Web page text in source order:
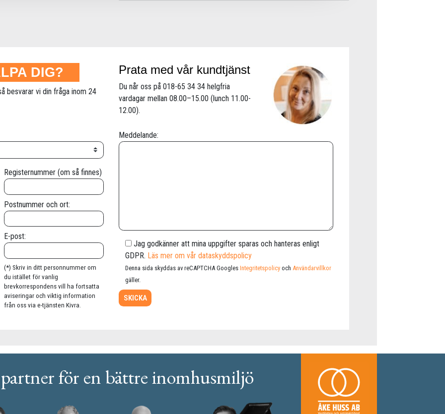
DIG?
besvarar vi din fråga inom 24
Prata med vår kundtjänst
Du når oss på 018-65 34 34 helgfria
vardagar mellan 08.00–15.00 (lunch 11.00-
12.00).
Registernummer (om så finnes)
Postnummer och ort:
E-post:
(*) Skriv in ditt personnummer om
du istället för vanlig
brevkorrespondens vill ha fortsatta
aviseringar och viktig information
från oss via e-tjänsten Kivra.
Meddelande:
Jag godkänner att mina uppgifter sparas och hanteras enligt
GDPR. Läs mer om vår dataskyddspolicy
Denna sida skyddas av reCAPTCHA GooglesIntegritetspolicy och Användarvillkor
gäller.
för en bättre inomhusmiljö